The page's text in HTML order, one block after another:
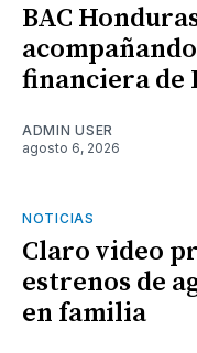
BAC
financiera de
ADMIN USER
agosto 6, 2026
NOTICIAS
Claro video
estrenos de
en familia